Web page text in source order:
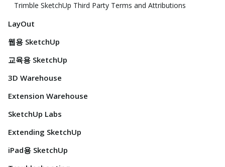
Trimble SketchUp Third Party Terms and Attributions
LayOut
웹용 SketchUp
교육용 SketchUp
3D Warehouse
Extension Warehouse
SketchUp Labs
Extending SketchUp
iPad용 SketchUp